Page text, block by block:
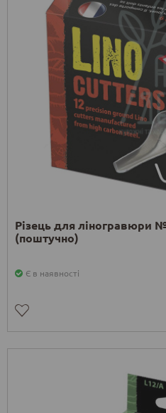
Різець для ліногравюри
(поштучно)
Є в наявності